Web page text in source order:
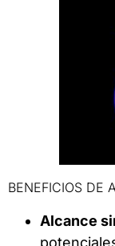
BENEFICIOS DE
Alcance